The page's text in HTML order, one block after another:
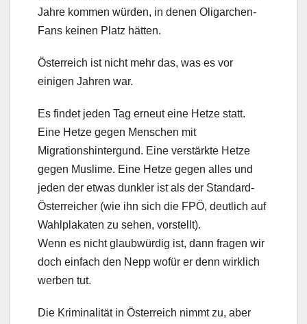
Jahre kommen würden, in denen Oligarchen-
Fans keinen Platz hätten.
Österreich ist nicht mehr das, was es vor
einigen Jahren war.
Es findet jeden Tag erneut eine Hetze statt.
Eine Hetze gegen Menschen mit
Migrationshintergund. Eine verstärkte Hetze
gegen Muslime. Eine Hetze gegen alles und
jeden der etwas dunkler ist als der Standard-
Österreicher (wie ihn sich die FPÖ, deutlich auf
Wahlplakaten zu sehen, vorstellt).
Wenn es nicht glaubwürdig ist, dann fragen wir
doch einfach den Nepp wofür er denn wirklich
werben tut.
Die Kriminalität in Österreich nimmt zu, aber